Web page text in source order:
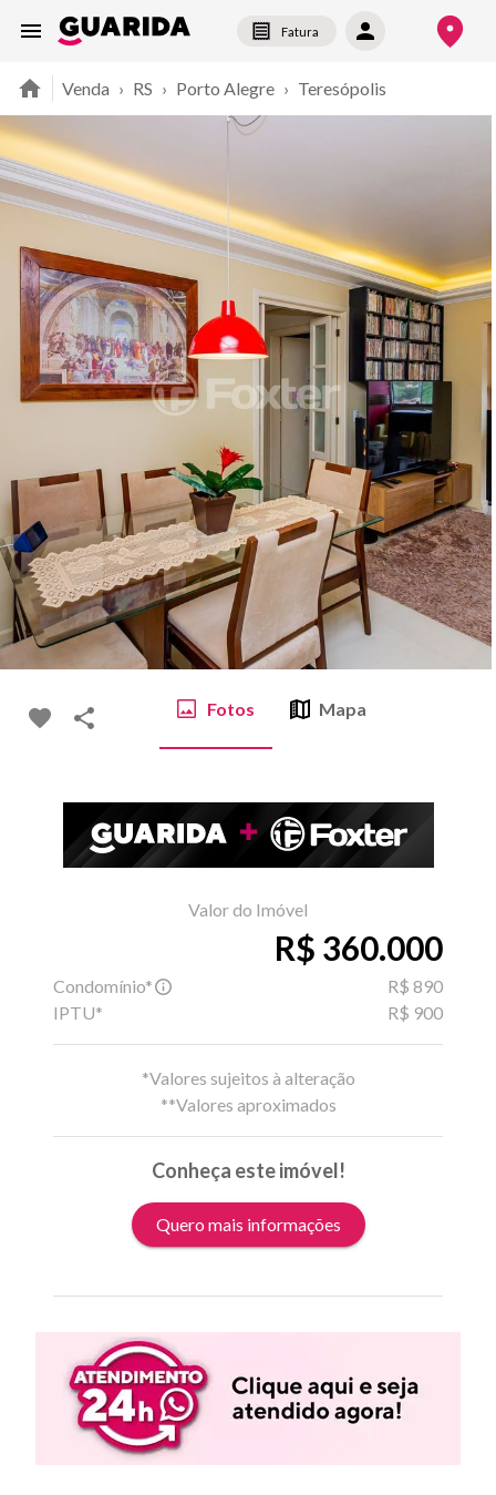
Fatura
Venda › RS › Porto Alegre › Teresópolis
Fotos Mapa
Valor do Imóvel
R$ 360.000
Condomínio*
R$ 890
IPTU*
R$ 900
*Valores sujeitos à alteração
**Valores aproximados
Conheça este imóvel!
Quero mais informações